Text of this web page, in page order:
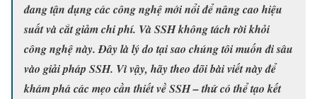
đang tận dụng các công nghệ mới nổi để nâng cao hiệu
suất và cắt giảm chi phí. Và SSH không tách rời khỏi
công nghệ này. Đây là lý do tại sao chúng tôi muốn đi sâu
vào giải pháp SSH. Vì vậy, hãy theo dõi bài viết này để
khám phá các mẹo cần thiết về SSH – thứ có thể tạo kết